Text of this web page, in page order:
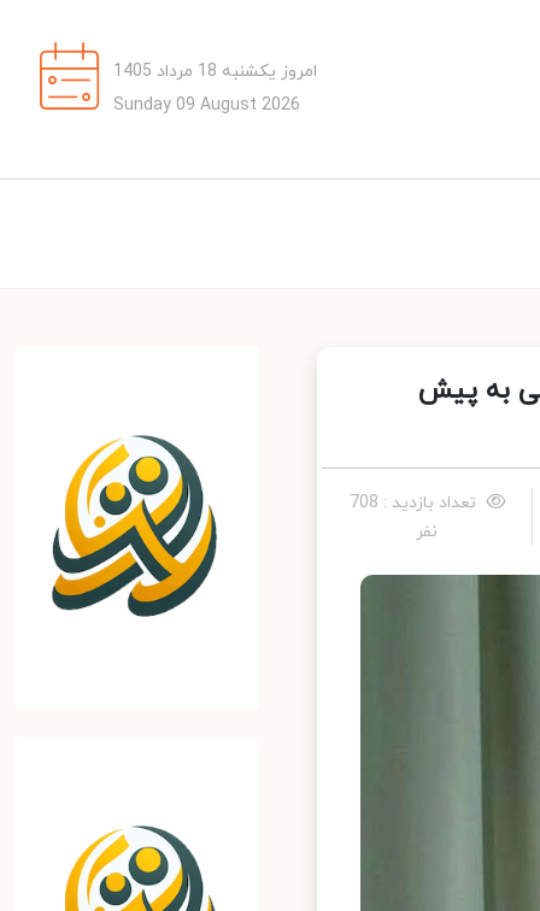
امروز یکشنبه 18 مرداد 1405
Sunday 09 August 2026
به پیش
تعداد بازدید : 708
نفر